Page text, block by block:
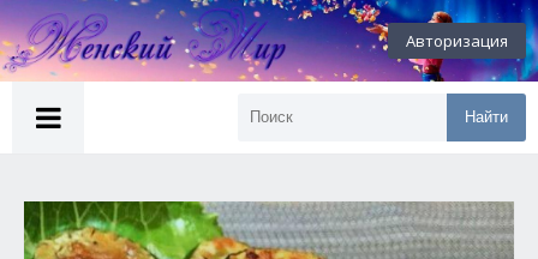
Авторизация
Найти